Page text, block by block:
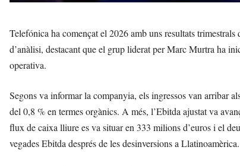
Telefónica ha començat el 2026 amb uns resultats
d’anàlisi, destacant que el grup liderat per Marc Murtra ha
operativa.
Segons va informar la companyia, els ingressos van arribar
del 0,8 % en termes orgànics. A més, l’Ebitda ajustat va
flux de caixa lliure es va situar en 333 milions d’euros i el
vegades Ebitda després de les desinversions a Llatinoamèrica.